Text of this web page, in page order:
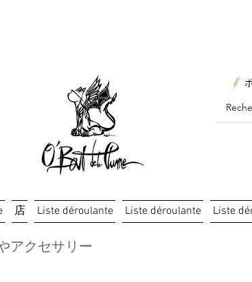
店 Liste déroulante Liste déroulante Liste
アクセサリー